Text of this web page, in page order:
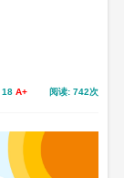
18 A+ 阅读: 742次